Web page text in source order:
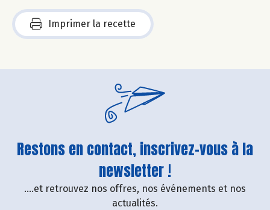
Imprimer la recette
Restons en contact, inscrivez-vous à la
newsletter !
....et retrouvez nos offres, nos événements et nos
actualités.